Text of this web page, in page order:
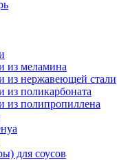
из меламина
из нержавеющей стали
из поликарбоната
из полипропиллена
для соусов